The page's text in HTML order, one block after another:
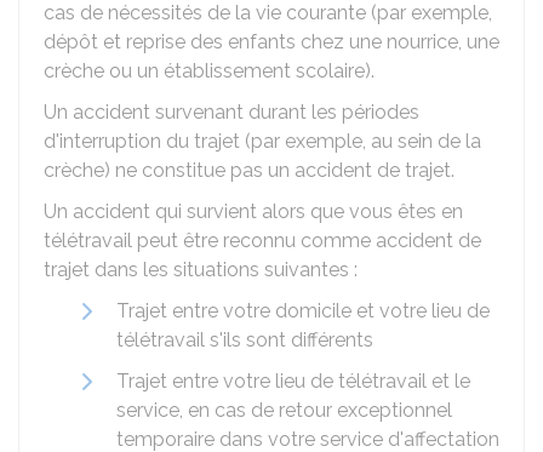
cas de nécessités de la vie courante (par exemple,
dépôt et reprise des enfants chez une nourrice, une
crèche ou un établissement scolaire).
Un accident survenant durant les périodes
d'interruption du trajet (par exemple, au sein de la
crèche) ne constitue pas un accident de trajet.
Un accident qui survient alors que vous êtes en
télétravail peut être reconnu comme accident de
trajet dans les situations suivantes :
Trajet entre votre domicile et votre lieu de
télétravail s'ils sont différents
Trajet entre votre lieu de télétravail et le
service, en cas de retour exceptionnel
temporaire dans votre service d'affectation